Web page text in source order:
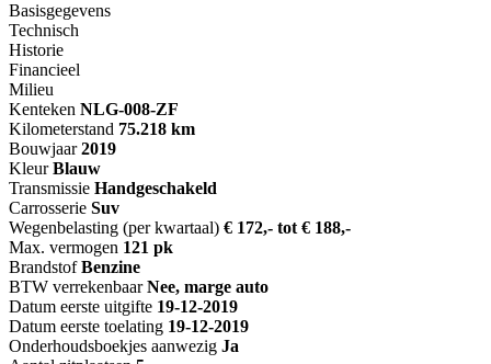
Basisgegevens
Technisch
Historie
Financieel
Milieu
Kenteken NLG-008-ZF
Kilometerstand 75.218 km
Bouwjaar 2019
Kleur Blauw
Transmissie Handgeschakeld
Carrosserie Suv
Wegenbelasting (per kwartaal) € 172,- tot € 188,-
Max. vermogen 121 pk
Brandstof Benzine
BTW verrekenbaar Nee, marge auto
Datum eerste uitgifte 19-12-2019
Datum eerste toelating 19-12-2019
Onderhoudsboekjes aanwezig Ja